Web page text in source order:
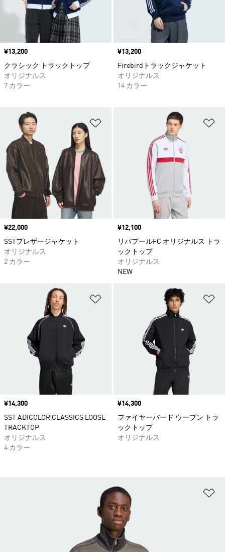
価格
¥13,200
クラシック トラックトップ
オリジナルス
7 カラー
価格
¥13,200
Firebirdトラックジャケット
オリジナルス
14 カラー
ほしいものリストに追加
価格
¥22,000
SSTプレザージャケット
オリジナルス
2 カラー
価格
¥12,100
リバプールFC オリジナルス トラ
ックトップ
オリジナルス
NEW
ほしいものリストに追加
価格
¥14,300
SST ADICOLOR CLASSICS LOOSE
TRACKTOP
オリジナルス
4 カラー
価格
¥14,300
ファイヤーバード ウーブン トラ
ックトップ
オリジナルス